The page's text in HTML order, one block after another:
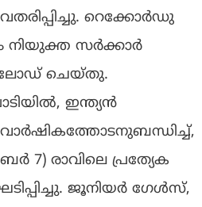
റെക്കോർഡു
സർക്കാർ
ചെയ്തു.
ഇന്ത്യൻ
വാർഷികത്തോടനുബന്ധിച്ച്,
7) രാവിലെ പ്രത്യേക
ജൂനിയർ ഗേൾസ്,